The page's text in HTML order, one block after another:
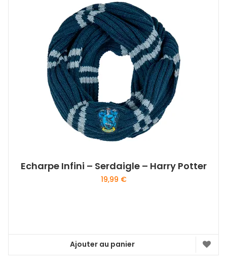
variations.
Les
options
peuvent
être
choisies
page
du
produit
Echarpe Infini – Serdaigle – Harry Potter
19,99 €
Ajouter au panier